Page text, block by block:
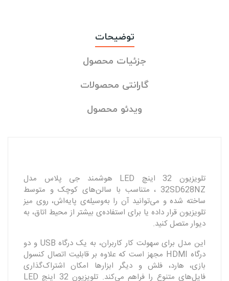
توضیحات
جزئیات محصول
گارانتی محصولات
ویدئو محصول
تلویزیون 32 اینچ LED هوشمند جی پلاس مدل
32SD628NZ ، متناسب با سالن‌های کوچک و متوسط
ساخته شده و می‌توانید آن را به‌وسیله‌ی پایه‌اش، روی میز
تلویزیون قرار داده یا برای استفاده‌ی بیشتر از محیط اتاق، به
دیوار متصل کنید.
این مدل برای سهولت کار کاربران، به یک درگاه USB و دو
درگاه HDMI مجهز است که علاوه بر قابلیت اتصال کنسول
بازی، هارد، فلش و دیگر ابزارها امکان اشتراک‌گذاری
فایل‌های متنوع را فراهم می‌کند. تلویزیون 32 اینچ LED